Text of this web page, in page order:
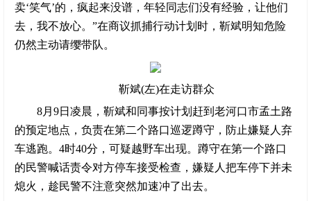
卖‘笑气’的，疯起来没谱，年轻同志们没有经验，让他们
去，我不放心。”在商议抓捕行动计划时，靳斌明知危险
仍然主动请缨带队。
靳斌(左)在走访群众
8月9日凌晨，靳斌和同事按计划赶到老河口市孟土路
的预定地点，负责在第二个路口巡逻蹲守，防止嫌疑人弃
车逃跑。4时40分，可疑越野车出现。蹲守在第一个路口
的民警喊话责令对方停车接受检查，嫌疑人把车停下并未
熄火，趁民警不注意突然加速冲了出去。